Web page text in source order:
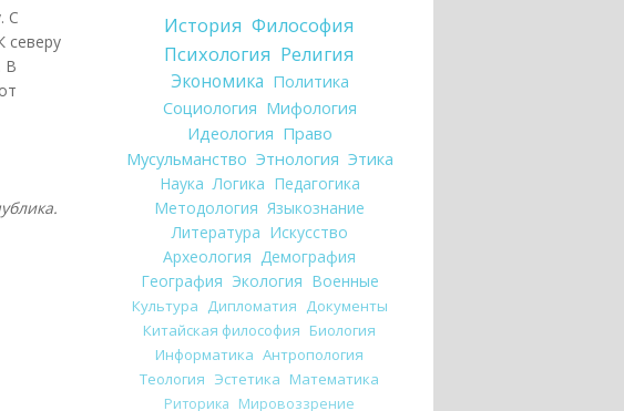
С
северу
В
История Философия
Психология Религия
Экономика Политика
Социология Мифология
Идеология Право
Мусульманство Этнология Этика
Наука Логика Педагогика
Методология Языкознание
Литература Искусство
Археология Демография
География Экология Военные
Культура Дипломатия Документы
Китайская философия Биология
Информатика Антропология
Теология Эстетика Математика
Риторика Мировоззрение